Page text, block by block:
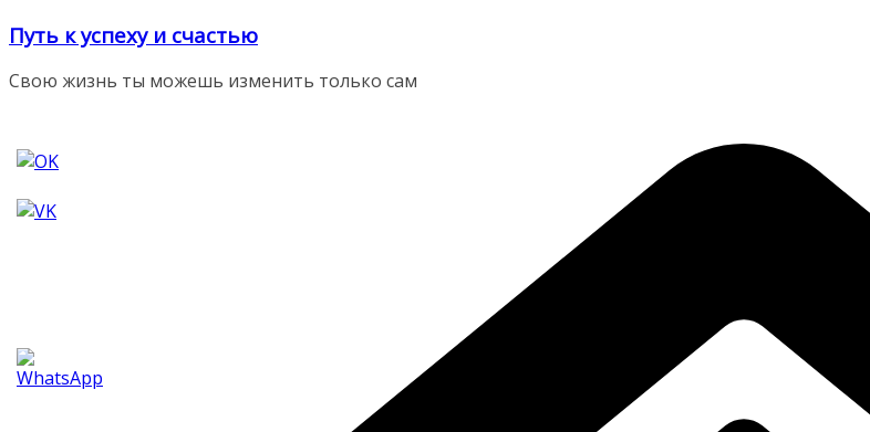
Перейти
содержимому
Путь к успеху и счастью
Свою жизнь ты можешь изменить только сам